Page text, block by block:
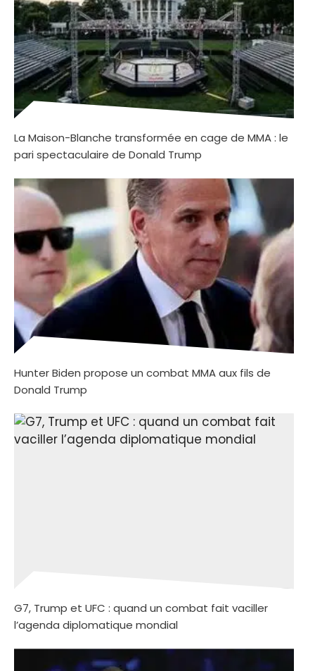
La Maison-Blanche transformée en cage de MMA : le
pari spectaculaire de Donald Trump
Hunter Biden propose un combat MMA aux fils de
Donald Trump
G7, Trump et UFC : quand un combat fait vaciller
l’agenda diplomatique mondial